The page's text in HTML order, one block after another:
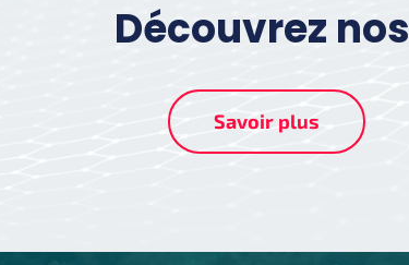
Découvrez nos
Savoir plus